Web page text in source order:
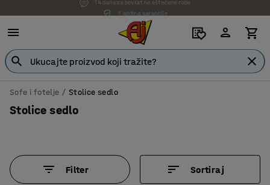
7 godina garancije
Sofe i fotelje Stolice sedlo
Stolice sedlo
Filter Sortiraj